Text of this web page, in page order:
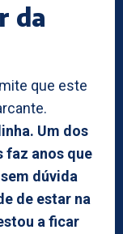
da
que este
Um dos
faz anos que
dúvida
de estar na
a ficar